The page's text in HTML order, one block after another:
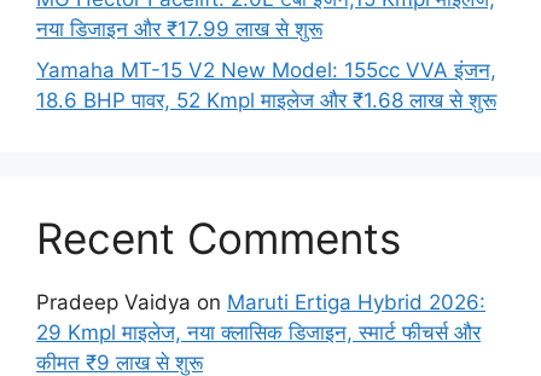
नया डिजाइन और ₹17.99 लाख से शुरू
Yamaha MT-15 V2 New Model: 155cc VVA इंजन,
18.6 BHP पावर, 52 Kmpl माइलेज और ₹1.68 लाख से शुरू
Recent Comments
Pradeep Vaidya on Maruti Ertiga Hybrid 2026:
29 Kmpl माइलेज, नया क्लासिक डिजाइन, स्मार्ट फीचर्स और
कीमत ₹9 लाख से शुरू